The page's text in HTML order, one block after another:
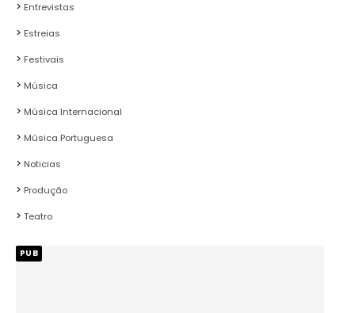
Entrevistas
Estreias
Festivais
Música
Música Internacional
Música Portuguesa
Noticias
Produção
Teatro
PUB